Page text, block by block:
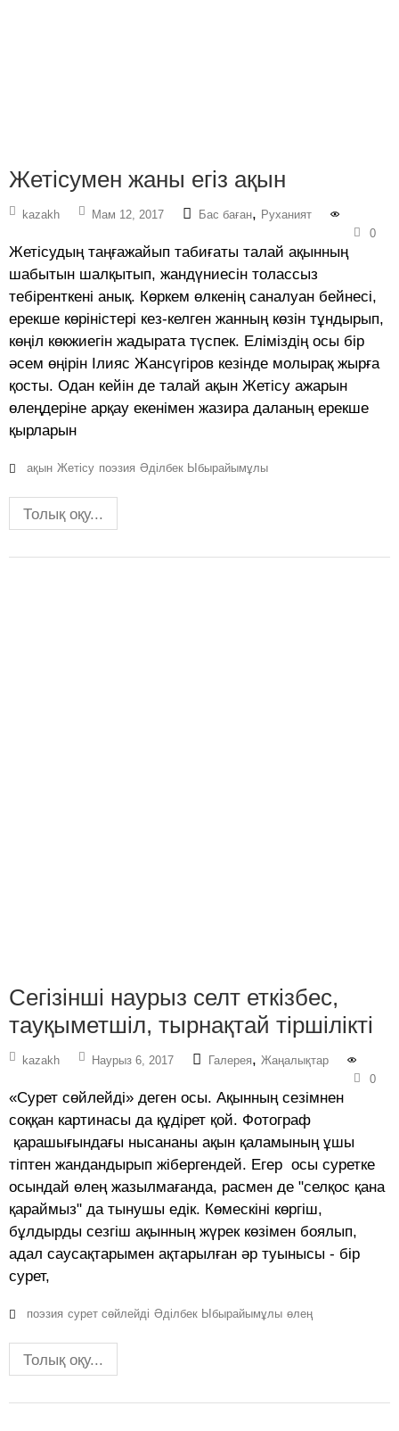
Жетісумен жаны егіз ақын
kazakh Мам 12, 2017 Бас баған, Руханият
0
Жетісудың таңғажайып табиғаты талай ақынның
шабытын шалқытып, жандүниесін толассыз
тебіренткені анық. Көркем өлкенің саналуан бейнесі,
ерекше көріністері кез-келген жанның көзін тұндырып,
көңіл көкжиегін жадырата түспек. Еліміздің осы бір
әсем өңірін Ілияс Жансүгіров кезінде молырақ жырға
қосты. Одан кейін де талай ақын Жетісу ажарын
өлеңдеріне арқау екенімен жазира даланың ерекше
қырларын
ақын Жетісу поэзия Әділбек Ыбырайымұлы
Толық оқу...
Сегізінші наурыз селт еткізбес,
тауқыметшіл, тырнақтай тіршілікті
kazakh Наурыз 6, 2017 Галерея, Жаңалықтар
0
«Сурет сөйлейді» деген осы. Ақынның сезімнен
соққан картинасы да құдірет қой. Фотограф
қарашығындағы нысананы ақын қаламының ұшы
тіптен жандандырып жібергендей. Егер осы суретке
осындай өлең жазылмағанда, расмен де "селқос қана
қараймыз" да тынушы едік. Көмескіні көргіш,
бұлдырды сезгіш ақынның жүрек көзімен боялып,
адал саусақтарымен ақтарылған әр туынысы - бір
сурет,
поэзия сурет сөйлейді Әділбек Ыбырайымұлы өлең
Толық оқу...